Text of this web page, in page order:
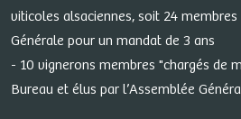
viticoles alsaciennes, soit 24 membres
Générale pour un mandat de 3 ans
- 10 vignerons membres "chargés de
Bureau et élus par l’Assemblée